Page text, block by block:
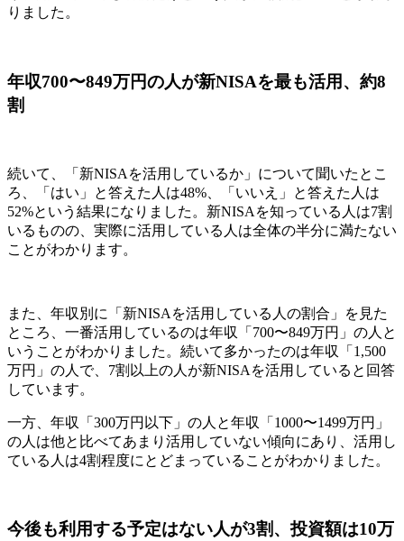
りました。
年収700〜849万円の人が新NISAを最も活用、約8
割
続いて、「新NISAを活用しているか」について聞いたとこ
ろ、「はい」と答えた人は48%、「いいえ」と答えた人は
52%という結果になりました。新NISAを知っている人は7割
いるものの、実際に活用している人は全体の半分に満たない
ことがわかります。
また、年収別に「新NISAを活用している人の割合」を見た
ところ、一番活用しているのは年収「700〜849万円」の人と
いうことがわかりました。続いて多かったのは年収「1,500
万円」の人で、7割以上の人が新NISAを活用していると回答
しています。
一方、年収「300万円以下」の人と年収「1000〜1499万円」
の人は他と比べてあまり活用していない傾向にあり、活用し
ている人は4割程度にとどまっていることがわかりました。
今後も利用する予定はない人が3割、投資額は10万